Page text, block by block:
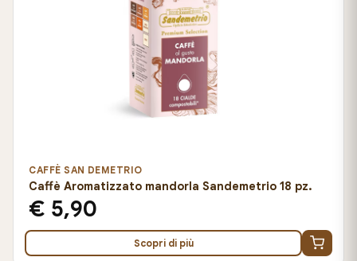
CAFFÈ SAN DEMETRIO
Caffè Aromatizzato mandorla Sandemetrio 18 pz.
€ 5,90
Scopri di più